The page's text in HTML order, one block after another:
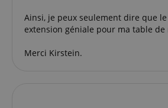
Ainsi, je peux seulement dire que le
extension géniale pour ma table de
Merci Kirstein.
correctement sans les cookies
nécessaires.
Nom